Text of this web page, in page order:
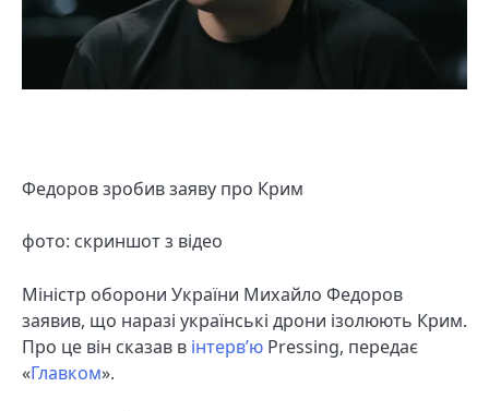
Федоров зробив заяву про Крим
фото: скриншот з відео
Міністр оборони України Михайло Федоров
заявив, що наразі українські дрони ізолюють Крим.
Про це він сказав в інтерв’ю Pressing, передає
«Главком».